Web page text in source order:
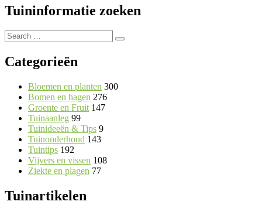
Tuininformatie zoeken
Search
for:
Search
Categorieën
Bloemen en planten 300
Bomen en hagen 276
Groente en Fruit 147
Tuinaanleg 99
Tuinideeën & Tips 9
Tuinonderhoud 143
Tuintips 192
Vijvers en vissen 108
Ziekte en plagen 77
Tuinartikelen